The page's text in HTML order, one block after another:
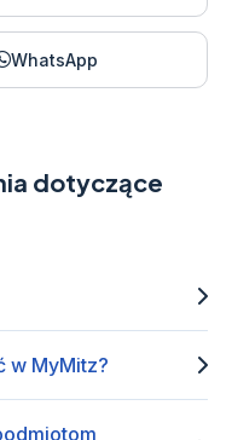
WhatsApp
dotyczące
w MyMitz?